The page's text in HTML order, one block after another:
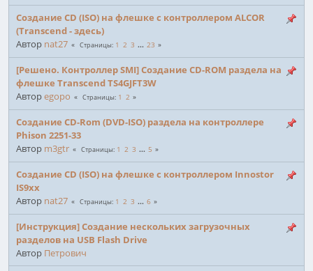
Создание CD (ISO) на флешке с контроллером ALCOR
(Transcend - здесь)
Автор nat27 Страницы 1 2 3 ... 23
[Решено. Контроллер SMI] Создание CD-ROM раздела на
флешке Transcend TS4GJFT3W
Авторegopo Страницы 1 2
Создание CD-Rom (DVD-ISO) раздела на контроллере
Phison 2251-33
Автор m3gtr Страницы 1 2 3 ... 5
Создание CD (ISO) на флешке с контроллером Innostor
IS9xx
Автор nat27 Страницы 1 2 3 ... 6
[Инструкция] Создание нескольких загрузочных
разделов на USB Flash Drive
Автор Петрович